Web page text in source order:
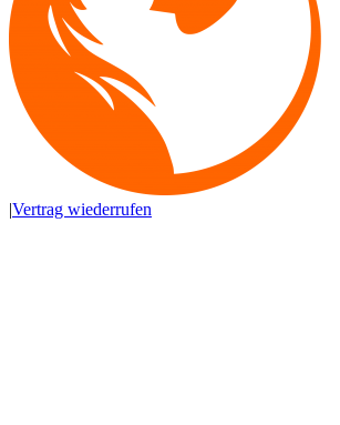
|Vertrag wiederrufen